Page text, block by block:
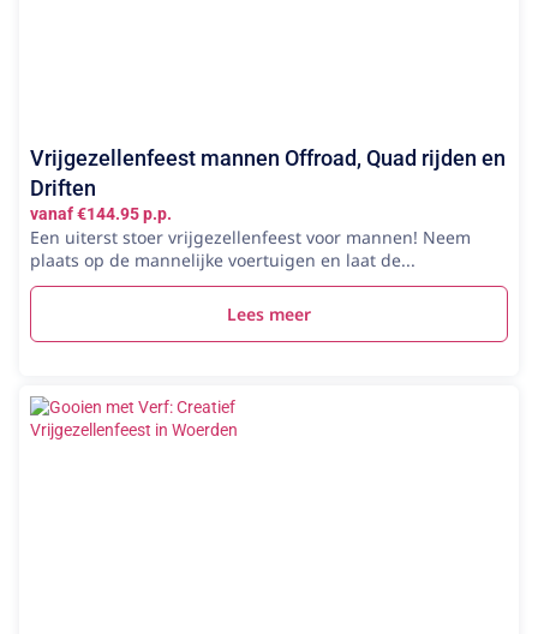
Vrijgezellenfeest mannen Offroad, Quad rijden en
Driften
vanaf €144.95 p.p.
Een uiterst stoer vrijgezellenfeest voor mannen! Neem
plaats op de mannelijke voertuigen en laat de...
Lees meer